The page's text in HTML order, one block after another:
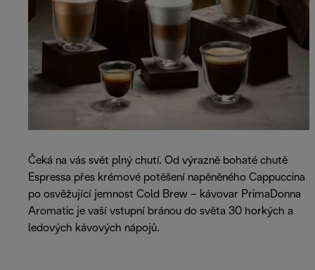
Čeká na vás svět plný chutí. Od výrazně bohaté chutě
Espressa přes krémové potěšení napěněného Cappuccina
po osvěžující jemnost Cold Brew – kávovar PrimaDonna
Aromatic je vaší vstupní bránou do světa 30 horkých a
ledových kávových nápojů.